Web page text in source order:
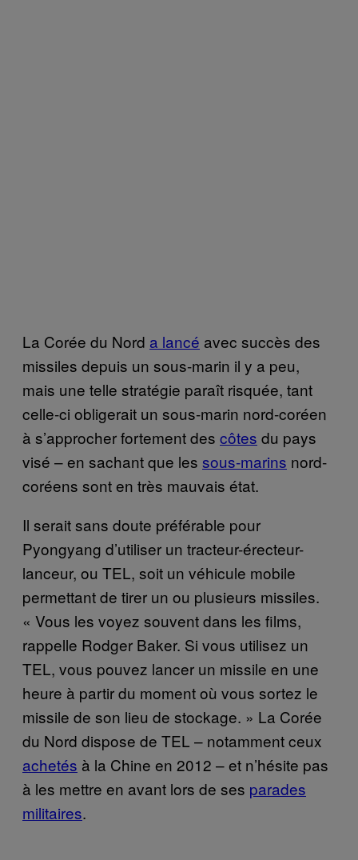
La Corée du Nord a lancé avec succès des
missiles depuis un sous-marin il y a peu,
mais une telle stratégie paraît risquée, tant
celle-ci obligerait un sous-marin nord-coréen
à s’approcher fortement des côtes du pays
visé – en sachant que les sous-marins nord-
coréens sont en très mauvais état.
Il serait sans doute préférable pour
Pyongyang d’utiliser un tracteur-érecteur-
lanceur, ou TEL, soit un véhicule mobile
permettant de tirer un ou plusieurs missiles.
« Vous les voyez souvent dans les films,
rappelle Rodger Baker. Si vous utilisez un
TEL, vous pouvez lancer un missile en une
heure à partir du moment où vous sortez le
missile de son lieu de stockage. » La Corée
du Nord dispose de TEL – notamment ceux
achetés à la Chine en 2012 – et n’hésite pas
à les mettre en avant lors de ses parades
militaires.